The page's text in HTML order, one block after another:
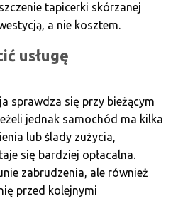
tapicerki skórzanej
a nie kosztem.
usługę
sprawdza się przy bieżącym
jednak samochód ma kilka
lub ślady zużycia,
się bardziej opłacalna.
zabrudzenia, ale również
przed kolejnymi